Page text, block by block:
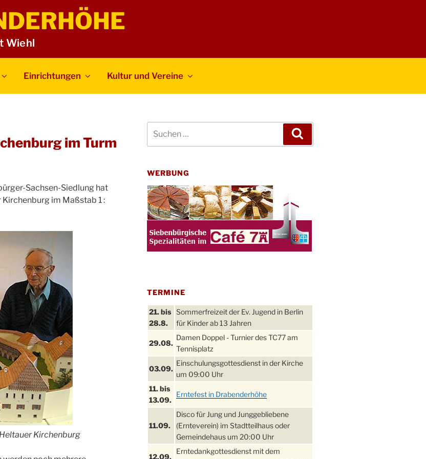
Wiehl
Einrichtungen Kultur und Vereine
im Turm
Sachsen-Siedlung hat
im Maßstab 1 :
Kirchenburg
nach:
WERBUNG
TERMINE
21. bis
28.8.
Sommerfreizeit der Ev. Jugend in Berlin
für Kinder ab 13 Jahren
29.08.
Damen Doppel - Turnier des TC77 am
Tennisplatz
03.09.
Einschulungsgottesdienst in der Kirche
um 09:00 Uhr
11. bis
13.09.
Erntefest in Drabenderhöhe
11.09.
Disco für Jung und Junggebliebene
(Ernteverein) im Stadtteilhaus oder
Gemeindehaus um 20:00 Uhr
12.09.
Erntedankgottesdienst mit dem